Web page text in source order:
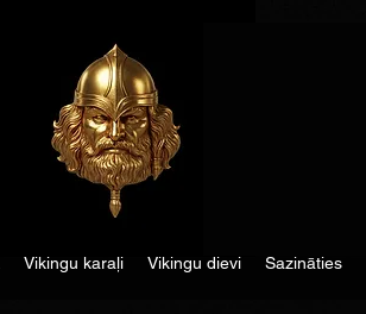
Vikingu karaļi Vikingu dievi Sazināties